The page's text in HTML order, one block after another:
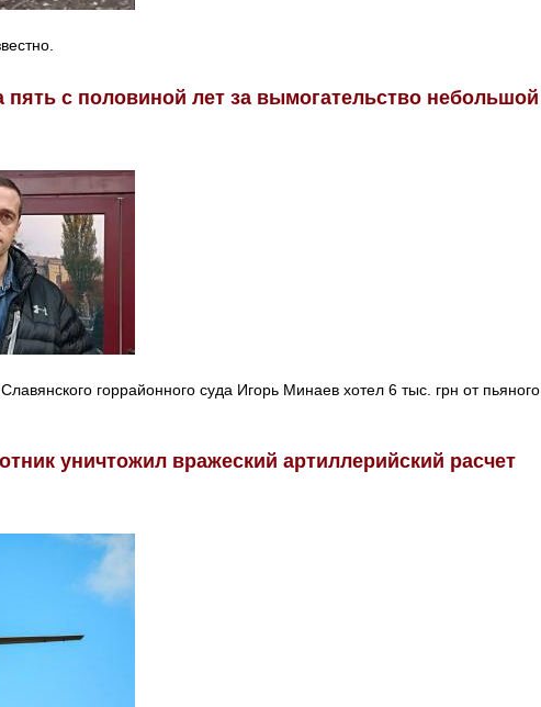
с половиной лет за вымогательство небольшой
горрайонного суда Игорь Минаев хотел 6 тыс. грн от пьяного
уничтожил вражеский артиллерийский расчет